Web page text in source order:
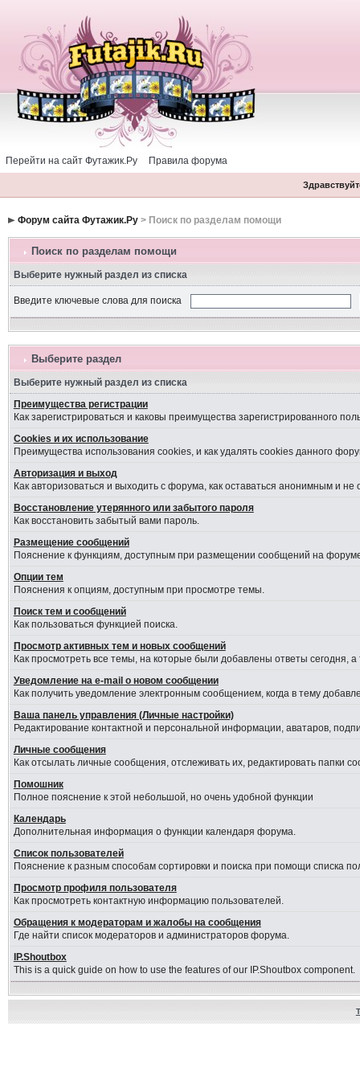
Перейти на сайт Футажик.Ру Правила форума
Форум сайта Футажик.Ру> Поиск по разделам помощи
Поиск по разделам помощи
Выберите нужный раздел из списка
Введите ключевые слова для поиска
Выберите раздел
Выберите нужный раздел из списка
Преимущества регистрации
Как зарегистрироваться и каковы преимущества зарегистрированного
Cookies и их использование
Преимущества использования cookies, и как удалять cookies данного
Авторизация и выход
Как авторизоваться и выходить с форума, как оставаться анонимным и
Восстановление утерянного или забытого пароля
Как восстановить забытый вами пароль.
Размещение сообщений
Пояснение к функциям, доступным при размещении сообщений на
Опции тем
Пояснения к опциям, доступным при просмотре темы.
Поиск тем и сообщений
Как пользоваться функцией поиска.
Просмотр активных тем и новых сообщений
Как просмотреть все темы, на которые были добавлены ответы сегодня,
Уведомление на е-mail о новом сообщении
Как получить уведомление электронным сообщением, когда в тему
Ваша панель управления (Личные настройки)
Редактирование контактной и персональной информации, аватаров,
Личные сообщения
Как отсылать личные сообщения, отслеживать их, редактировать папки
Помошник
Полное пояснение к этой небольшой, но очень удобной функции
Календарь
Дополнительная информация о функции календаря форума.
Список пользователей
Пояснение к разным способам сортировки и поиска при помощи списка
Просмотр профиля пользователя
Как просмотреть контактную информацию пользователей.
Обращения к модераторам и жалобы на сообщения
Где найти список модераторов и администраторов форума.
IP.Shoutbox
This is a quick guide on how to use the features of our IP.Shoutbox component.